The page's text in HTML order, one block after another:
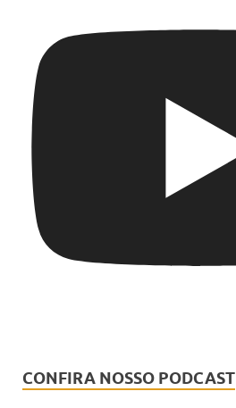
CONFIRA NOSSO PODCAST